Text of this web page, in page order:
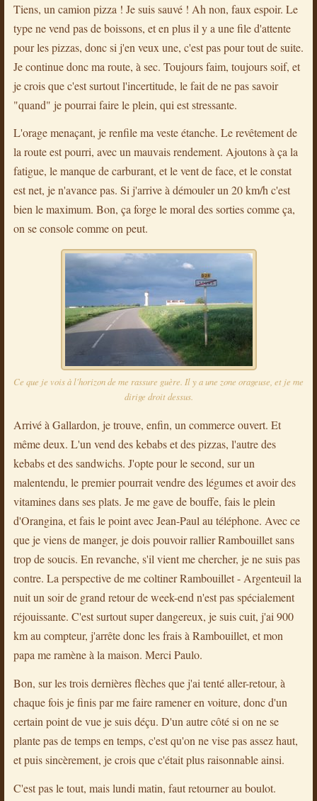
Tiens, un camion pizza ! Je suis sauvé ! Ah non, faux espoir. Le
type ne vend pas de boissons, et en plus il y a une file d'attente
pour les pizzas, donc si j'en veux une, c'est pas pour tout de suite.
Je continue donc ma route, à sec. Toujours faim, toujours soif, et
je crois que c'est surtout l'incertitude, le fait de ne pas savoir
"quand" je pourrai faire le plein, qui est stressante.
L'orage menaçant, je renfile ma veste étanche. Le revêtement de
la route est pourri, avec un mauvais rendement. Ajoutons à ça la
fatigue, le manque de carburant, et le vent de face, et le constat
est net, je n'avance pas. Si j'arrive à démouler un 20 km/h c'est
bien le maximum. Bon, ça forge le moral des sorties comme ça,
on se console comme on peut.
Ce que je vois à l'horizon de me rassure guère. Il y a une zone orageuse, et je me
dirige droit dessus.
Arrivé à Gallardon, je trouve, enfin, un commerce ouvert. Et
même deux. L'un vend des kebabs et des pizzas, l'autre des
kebabs et des sandwichs. J'opte pour le second, sur un
malentendu, le premier pourrait vendre des légumes et avoir des
vitamines dans ses plats. Je me gave de bouffe, fais le plein
d'Orangina, et fais le point avec Jean-Paul au téléphone. Avec ce
que je viens de manger, je dois pouvoir rallier Rambouillet sans
trop de soucis. En revanche, s'il vient me chercher, je ne suis pas
contre. La perspective de me coltiner Rambouillet - Argenteuil la
nuit un soir de grand retour de week-end n'est pas spécialement
réjouissante. C'est surtout super dangereux, je suis cuit, j'ai 900
km au compteur, j'arrête donc les frais à Rambouillet, et mon
papa me ramène à la maison. Merci Paulo.
Bon, sur les trois dernières flèches que j'ai tenté aller-retour, à
chaque fois je finis par me faire ramener en voiture, donc d'un
certain point de vue je suis déçu. D'un autre côté si on ne se
plante pas de temps en temps, c'est qu'on ne vise pas assez haut,
et puis sincèrement, je crois que c'était plus raisonnable ainsi.
C'est pas le tout, mais lundi matin, faut retourner au boulot.